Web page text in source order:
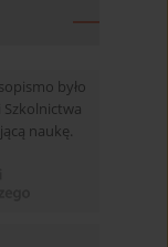
było
naukę.